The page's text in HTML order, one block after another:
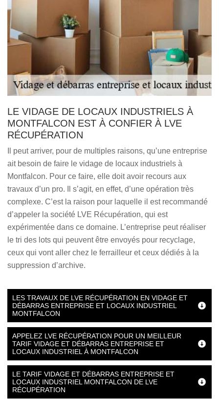
LE VIDAGE DE LOCAUX INDUSTRIELS À
MONTFALCON EST À CONFIER À LVE
RÉCUPÉRATION
Il peut arriver, pour de multiples raisons, qu’une entreprise
ait besoin de faire le vidage de locaux industriels à
Montfalcon. Pour ce faire, elle doit avoir recours aux
travaux d’un pro. Il s’agit, en effet, d’une opération très
complexe. C’est la raison pour laquelle il est recommandé
d’appeler la société LVE Récupération, qui est
expérimentée dans ce domaine. L’entreprise peut réaliser
le tri des lots qui peuvent être envoyés pour recyclage,
ceux qui vont aller chez le ferrailleur et ceux dédiés à la
suppression d’archive.
LES TRAVAUX DE LVE RÉCUPÉRATION EN VIDAGE ET
DÉBARRAS ENTREPRISE ET LOCAUX INDUSTRIEL
MONTFALCON
APPELEZ LVE RÉCUPÉRATION POUR UN MEILLEUR
TARIF VIDAGE ET DÉBARRAS ENTREPRISE ET
LOCAUX INDUSTRIEL À MONTFALCON
LE TARIF VIDAGE ET DÉBARRAS ENTREPRISE ET
LOCAUX INDUSTRIEL MONTFALCON DE LVE
RÉCUPÉRATION